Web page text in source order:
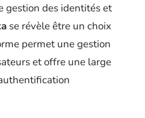
gestion des identités et
se révèle être un choix
permet une gestion
et offre une large